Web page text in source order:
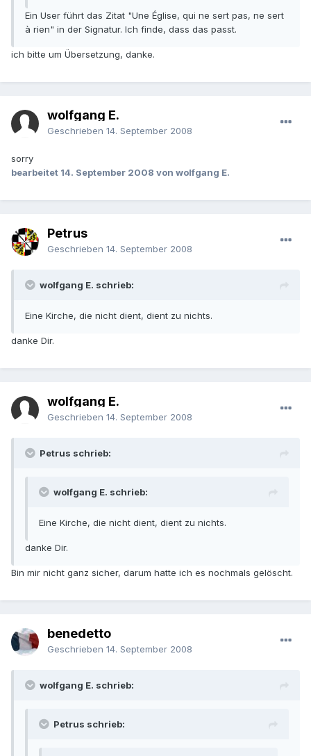
Ein User führt das Zitat "Une Église, qui ne sert pas, ne sert
à rien" in der Signatur. Ich finde, dass das passt.
ich bitte um Übersetzung, danke.
wolfgang E.
Geschrieben 14. September 2008
sorry
bearbeitet 14. September 2008 von wolfgang E.
Petrus
Geschrieben 14. September 2008
wolfgang E. schrieb:
Eine Kirche, die nicht dient, dient zu nichts.
danke Dir.
wolfgang E.
Geschrieben 14. September 2008
Petrus schrieb:
wolfgang E. schrieb:
Eine Kirche, die nicht dient, dient zu nichts.
danke Dir.
Bin mir nicht ganz sicher, darum hatte ich es nochmals gelöscht.
benedetto
Geschrieben 14. September 2008
wolfgang E. schrieb:
Petrus schrieb: